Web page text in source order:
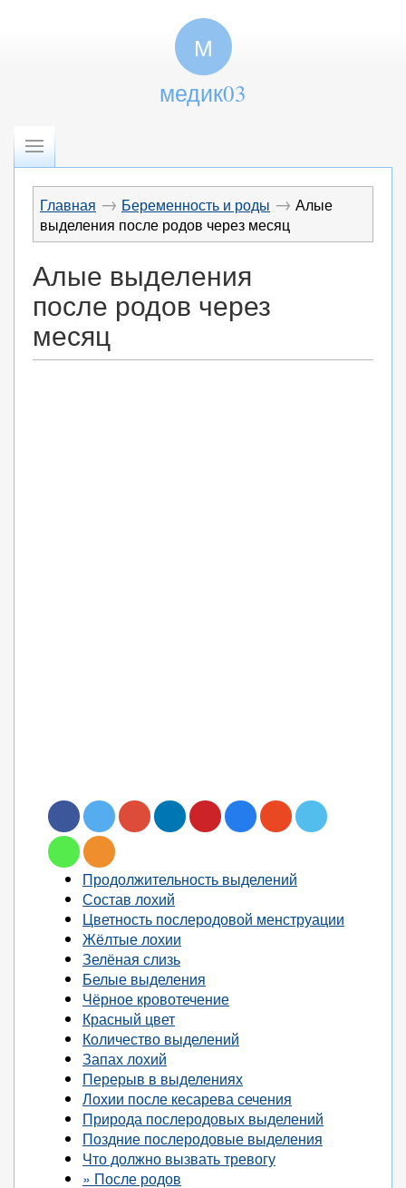
М
медик03
Главная → Беременность и роды → Алые
выделения после родов через месяц
Алые выделения
после родов через
месяц
Продолжительность выделений
Состав лохий
Цветность послеродовой менструации
Жёлтые лохии
Зелёная слизь
Белые выделения
Чёрное кровотечение
Красный цвет
Количество выделений
Запах лохий
Перерыв в выделениях
Лохии после кесарева сечения
Природа послеродовых выделений
Поздние послеродовые выделения
Что должно вызвать тревогу
» После родов